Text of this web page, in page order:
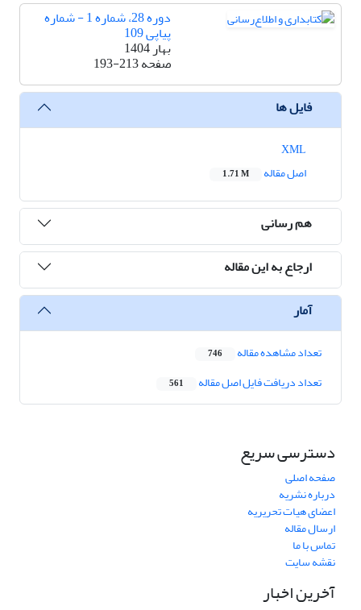
دوره 28، شماره 1 - شماره
پیاپی 109
بهار 1404
صفحه193-213
فایل ها
اصل مقاله
1.71 M
هم رسانی
ارجاع به این مقاله
آمار
تعداد مشاهده مقاله 746
تعداد دریافت فایل اصل مقاله 561
دسترسی سریع
صفحه اصلی
درباره نشریه
اعضای هیات تحریریه
ارسال مقاله
تماس با ما
نقشه سایت
آخرین اخبار